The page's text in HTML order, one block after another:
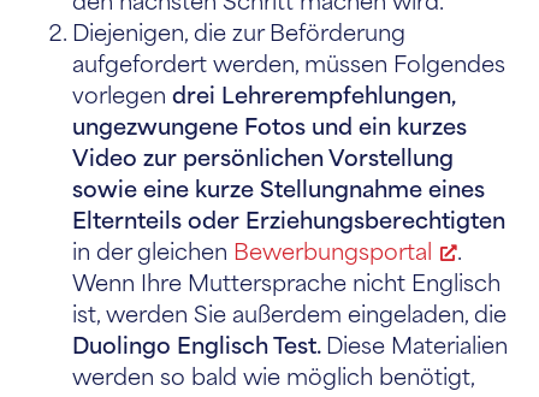
Diejenigen, die zur Beförderung
aufgefordert werden, müssen Folgendes
vorlegen drei Lehrerempfehlungen,
ungezwungene Fotos und ein kurzes
Video zur persönlichen Vorstellung
sowie eine kurze Stellungnahme eines
Elternteils oder Erziehungsberechtigten
in der gleichen Bewerbungsportal
.
Wenn Ihre Muttersprache nicht Englisch
ist, werden Sie außerdem eingeladen, die
Duolingo Englisch Test.Diese Materialien
werden so bald wie möglich benötigt,